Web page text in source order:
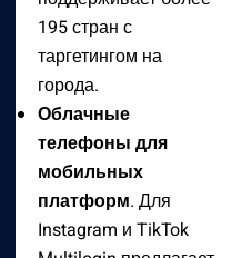
195 стран с
таргетингом на
города.
Облачные
телефоны для
мобильных
платформ. Для
Instagram и TikTok